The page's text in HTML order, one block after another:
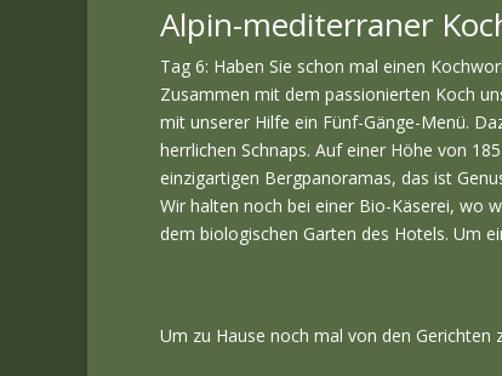
Alpin-mediterraner
Tag 6: Haben Sie schon mal einen
Zusammen mit dem passionierten Koch
mit unserer Hilfe ein Fünf-Gänge-Menü.
herrlichen Schnaps. Auf einer Höhe von
einzigartigen Bergpanoramas, das ist
Wir halten noch bei einer Bio-Käserei, wo
dem biologischen Garten des Hotels. Um
Um zu Hause noch mal von den Gerichten